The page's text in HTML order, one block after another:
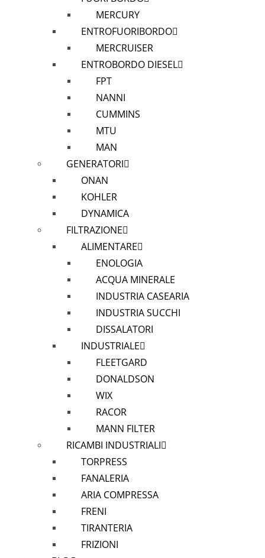
MERCURY
ENTROFUORIBORDO
MERCRUISER
ENTROBORDO DIESEL
FPT
NANNI
CUMMINS
MTU
MAN
GENERATORI
ONAN
KOHLER
DYNAMICA
FILTRAZIONE
ALIMENTARE
ENOLOGIA
ACQUA MINERALE
INDUSTRIA CASEARIA
INDUSTRIA SUCCHI
DISSALATORI
INDUSTRIALE
FLEETGARD
DONALDSON
WIX
RACOR
MANN FILTER
RICAMBI INDUSTRIALI
TORPRESS
FANALERIA
ARIA COMPRESSA
FRENI
TIRANTERIA
FRIZIONI